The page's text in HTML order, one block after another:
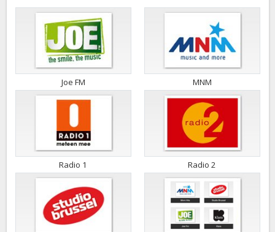
Joe FM MNM
Radio 1 Radio 2